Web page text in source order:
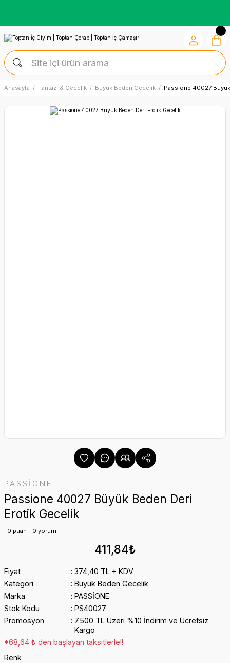
Anasayfa Fantazi & Gecelik Büyük Beden Gecelik Passione 40027
PASSİONE
Passione 40027 Büyük Beden Deri
Erotik Gecelik
0 puan - 0 yorum
411,84₺
Fiyat
374,40 TL + KDV
Kategori
Büyük Beden Gecelik
Marka
PASSİONE
Stok Kodu
PS40027
Promosyon
7.500 TL Üzeri %10 İndirim ve Ücretsiz
Kargo
*68,64 ₺ den başlayan taksitlerle!!
Renk